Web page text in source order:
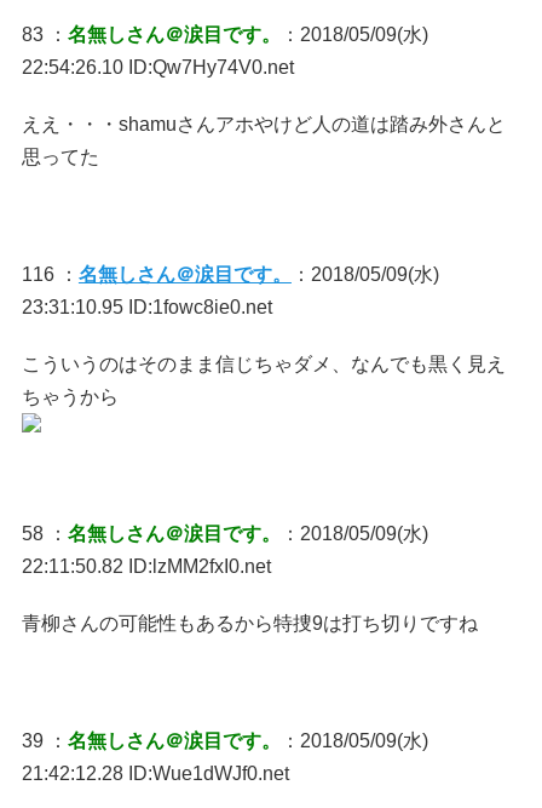
83 ： 名無しさん＠涙目です。
：2018/05/09(水)
22:54:26.10 ID:Qw7Hy74V0.net
ええ・・・shamuさんアホやけど人の道は踏み外さんと
思ってた
116 ： 名無しさん＠涙目です。
：2018/05/09(水)
23:31:10.95 ID:1fowc8ie0.net
こういうのはそのまま信じちゃダメ、なんでも黒く見え
ちゃうから
58 ： 名無しさん＠涙目です。
：2018/05/09(水)
22:11:50.82 ID:lzMM2fxI0.net
青柳さんの可能性もあるから特捜9は打ち切りですね
39 ： 名無しさん＠涙目です。
：2018/05/09(水)
21:42:12.28 ID:Wue1dWJf0.net